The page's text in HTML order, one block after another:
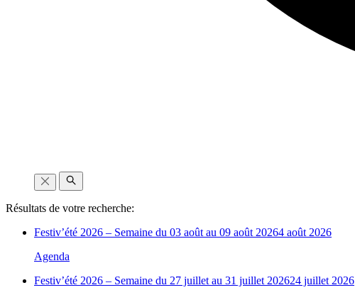
Résultats de votre recherche:
Festiv’été 2026 – Semaine du 03 août au 09 août 20264 août 2026
Agenda
Festiv’été 2026 – Semaine du 27 juillet au 31 juillet 202624 juillet 2026